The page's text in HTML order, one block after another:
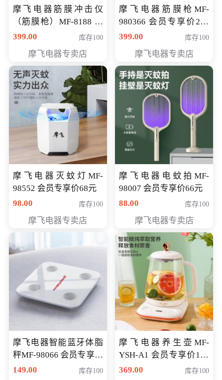
摩飞电器筋膜冲击仪
（筋膜枪）MF-8188 会
员专享价268元
399.00 库存100
摩飞电器专卖店
摩飞电器筋膜枪MF-
980366 会员专享价299
元
399.00 库存100
摩飞电器专卖店
摩飞电器灭蚊灯MF-
98552 会员专享价68元
98.00
库存100
摩飞电器专卖店
摩飞电器电蚊拍MF-
98007 会员专享价66元
88.00
库存100
摩飞电器专卖店
摩飞电器智能蓝牙体脂
秤MF-98066 会员专享价
98元
149.00 库存100
摩飞电器养生壶MF-
YSH-A1 会员专享价198
元
369.00 库存100